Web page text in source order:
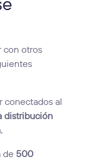
con otros
conectados al
distribución
de 500